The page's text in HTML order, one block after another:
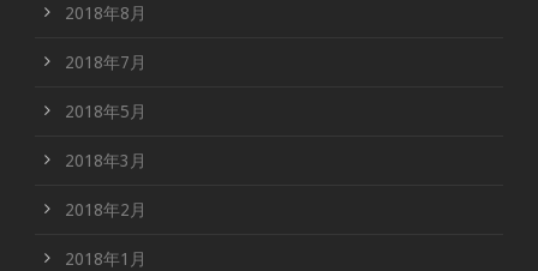
2018年8月
2018年7月
2018年5月
2018年3月
2018年2月
2018年1月